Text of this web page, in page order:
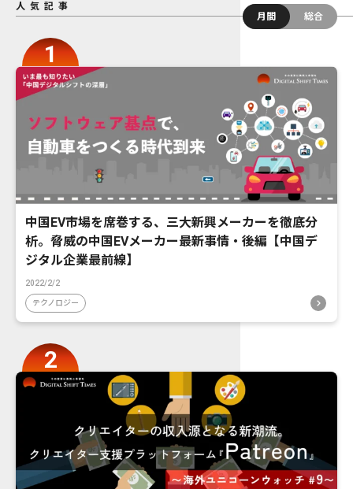
人気記事
月間
総合
中国EV市場を席巻する、三大新興メーカーを徹底分
析。脅威の中国EVメーカー最新事情・後編【中国デ
ジタル企業最前線】
2022/2/2
テクノロジー